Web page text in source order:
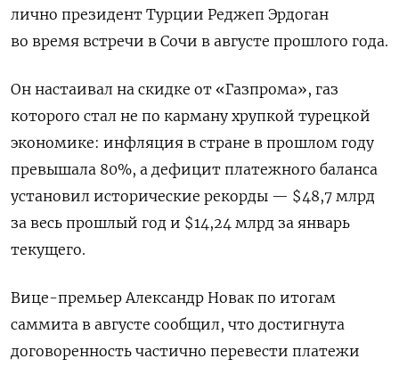
лично президент Турции Реджеп Эрдоган
во время встречи в Сочи в августе прошлого года.
Он настаивал на скидке от «Газпрома», газ
которого стал не по карману хрупкой турецкой
экономике: инфляция в стране в прошлом году
превышала 80%, а дефицит платежного баланса
установил исторические рекорды — $48,7 млрд
за весь прошлый год и $14,24 млрд за январь
текущего.
Вице-премьер Александр Новак по итогам
саммита в августе сообщил, что достигнута
договоренность частично перевести платежи